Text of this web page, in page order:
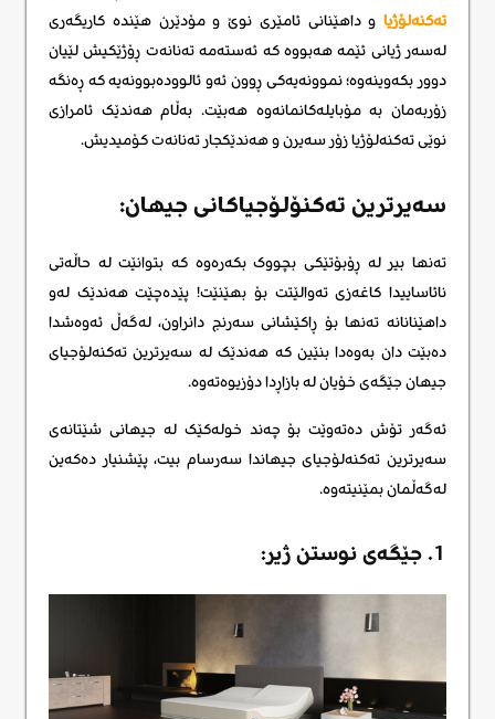
تەکنەلۆژیا و داهێنانی ئامێری نوێ و مۆدێرن هێندە کاریگەری
لەسەر ژیانی ئێمە هەبووە کە ئەستەمە تەنانەت ڕۆژێکیش لێیان
دوور بکەوینەوە؛ نموونەیەکی ڕوون ئەو ئالوودەبوونەیە کە ڕەنگە
زۆربەمان بە مۆبایلەکانمانەوە هەبێت. بەڵام هەندێک ئامرازی
نوێی تەکنەلۆژیا زۆر سەیرن و هەندێکجار تەنانەت کۆمیدیش.
سەیرترین تەکنۆلۆجیاکانی جیهان:
تەنها بیر لە ڕۆبۆتێکی بچووک بکەرەوە کە بتوانێت لە حاڵەتی
نائاساییدا کاغەزی تەوالێتت بۆ بهێنێت! پێدەچێت هەندێک لەو
داهێنانانە تەنها بۆ ڕاکێشانی سەرنج دانراون، لەگەڵ ئەوەشدا
دەبێت دان بەوەدا بنێین کە هەندێک لە سەیرترین تەکنەلۆجیای
جیهان جێگەی خۆیان لە بازاڕدا دۆزیوەتەوە.
ئەگەر تۆش دەتەوێت بۆ چەند خولەکێک لە جیهانی شێتانەی
سەیرترین تەکنەلۆجیای جیهاندا سەرسام بیت، پێشنیار دەکەین
لەگەڵمان بمێنیتەوە.
1. جێگەی نوستن ژیر: